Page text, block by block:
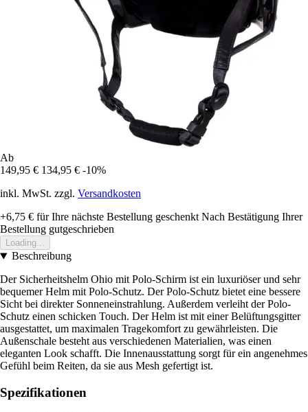
Ab
149,95 € 134,95 € -10%
inkl. MwSt. zzgl. Versandkosten
+6,75 € für Ihre nächste Bestellung geschenkt Nach Bestätigung Ihrer
Bestellung gutgeschrieben
Loading...
Beschreibung
Der Sicherheitshelm Ohio mit Polo-Schirm ist ein luxuriöser und sehr
bequemer Helm mit Polo-Schutz. Der Polo-Schutz bietet eine bessere
Sicht bei direkter Sonneneinstrahlung. Außerdem verleiht der Polo-
Schutz einen schicken Touch. Der Helm ist mit einer Belüftungsgitter
ausgestattet, um maximalen Tragekomfort zu gewährleisten. Die
Außenschale besteht aus verschiedenen Materialien, was einen
eleganten Look schafft. Die Innenausstattung sorgt für ein angenehmes
Gefühl beim Reiten, da sie aus Mesh gefertigt ist.
Spezifikationen